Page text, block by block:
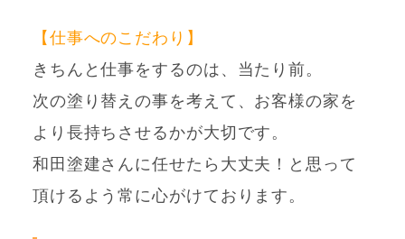
【仕事へのこだわり】
きちんと仕事をするのは、当たり前。
次の塗り替えの事を考えて、お客様の家を
より長持ちさせるかが大切です。
和田塗建さんに任せたら大丈夫！と思って
頂けるよう常に心がけております。